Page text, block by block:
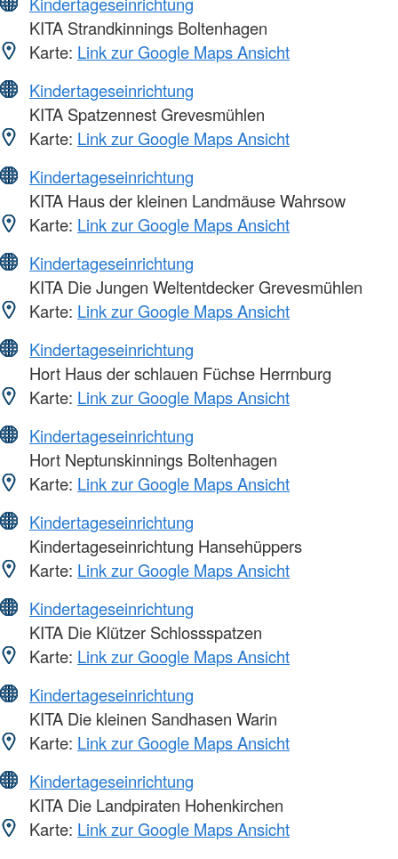
KITA Strandkinnings Boltenhagen
Karte: Link zur Google Maps Ansicht
Kindertageseinrichtung
KITA Spatzennest Grevesmühlen
Karte: Link zur Google Maps Ansicht
Kindertageseinrichtung
KITA Haus der kleinen Landmäuse Wahrsow
Karte: Link zur Google Maps Ansicht
Kindertageseinrichtung
KITA Die Jungen Weltentdecker Grevesmühlen
Karte: Link zur Google Maps Ansicht
Kindertageseinrichtung
Hort Haus der schlauen Füchse Herrnburg
Karte: Link zur Google Maps Ansicht
Kindertageseinrichtung
Hort Neptunskinnings Boltenhagen
Karte: Link zur Google Maps Ansicht
Kindertageseinrichtung
Kindertageseinrichtung Hansehüppers
Karte: Link zur Google Maps Ansicht
Kindertageseinrichtung
KITA Die Klützer Schlossspatzen
Karte: Link zur Google Maps Ansicht
Kindertageseinrichtung
KITA Die kleinen Sandhasen Warin
Karte: Link zur Google Maps Ansicht
Kindertageseinrichtung
KITA Die Landpiraten Hohenkirchen
Karte: Link zur Google Maps Ansicht